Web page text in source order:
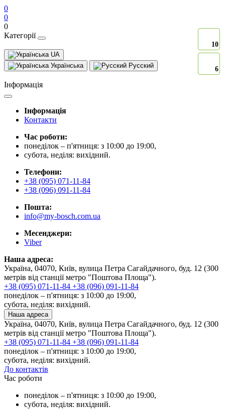
0
0
0
Категорії
UA
Українська
Русский
Інформація
Інформація
Контакти
Час роботи:
понеділок – п'ятниця: з 10:00 до 19:00,
субота, неділя: вихідний.
Телефони:
+38 (095) 071-11-84
+38 (096) 091-11-84
Пошта:
info@my-bosch.com.ua
Месенджери:
Viber
Наша адреса:
Україна, 04070, Київ, вулица Петра Сагайдачного, буд. 12 (300
метрів від станції метро "Поштова Площа").
+38 (095) 071-11-84 +38 (096) 091-11-84
понеділок – п'ятниця: з 10:00 до 19:00,
субота, неділя: вихідний.
Наша адреса
Україна, 04070, Київ, вулица Петра Сагайдачного, буд. 12 (300
метрів від станції метро "Поштова Площа").
+38 (095) 071-11-84 +38 (096) 091-11-84
понеділок – п'ятниця: з 10:00 до 19:00,
субота, неділя: вихідний.
До контактів
Час роботи
понеділок – п'ятниця: з 10:00 до 19:00,
субота, неділя: вихідний.
10
6
10
6